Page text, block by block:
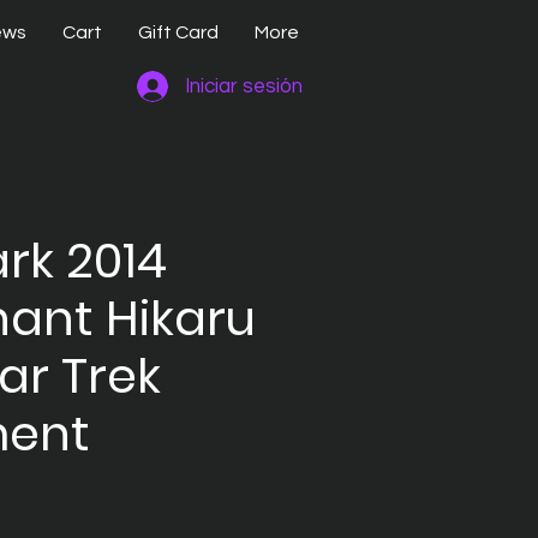
Cart Gift Card More
Iniciar sesión
2014
Hikaru
Trek